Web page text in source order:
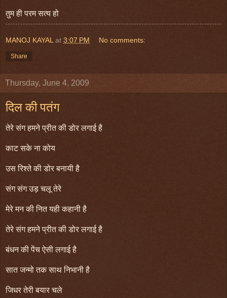
तुम ही परम सत्य हो
MANOJ KAYAL at 3:07 PM No comments:
Share
Thursday, June 4, 2009
दिल की पतंग
तेरे संग हमने प्रीत की डोर लगाई है
काट सके ना कोय
उस रिश्ते की डोर बनायी है
संग संग उड़ चलू तेरे
मेरे मन की नित यही कहानी है
तेरे संग हमने प्रीत की डोर लगाई है
बंधन की पेंच ऐसी लगाई है
सात जन्मो तक साथ निभानी है
जिधर तेरी बयार चले